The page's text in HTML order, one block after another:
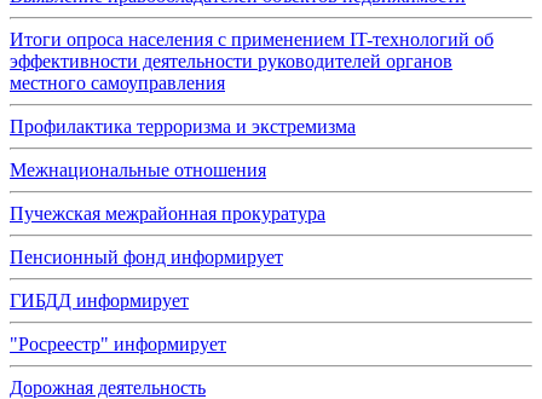
Итоги опроса населения с применением IT-технологий об
эффективности деятельности руководителей органов
местного самоуправления
Профилактика терроризма и экстремизма
Межнациональные отношения
Пучежская межрайонная прокуратура
Пенсионный фонд информирует
ГИБДД информирует
"Росреестр" информирует
Дорожная деятельность